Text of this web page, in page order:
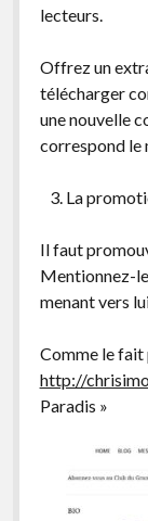
lecteurs.
Offrez un
télécharger
une nouvelle
correspond le
La
Il faut
Mentionnez-
menant vers
Comme le fait
http://
Paradis »